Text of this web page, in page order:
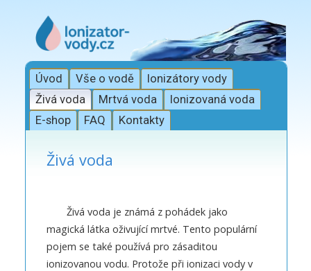
Úvod Vše o vodě
Ionizátory vody
Živá voda
Mrtvá voda
Ionizovaná voda
E-shop
FAQ Kontakty
Živá voda
Živá voda je známá z pohádek jako
magická látka oživující mrtvé. Tento populární
pojem se také používá pro zásaditou
ionizovanou vodu. Protože při ionizaci vody v